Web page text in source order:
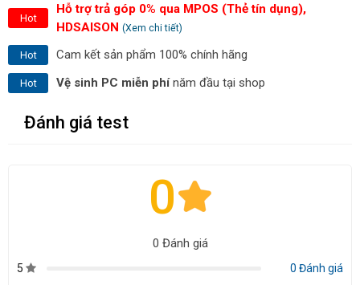
Hot
Hỗ trợ trả góp 0% qua MPOS (Thẻ tín dụng),
HDSAISON (Xem chi tiết)
Hot Cam kết sản phẩm 100% chính hãng
Hot Vệ sinh PC miễn phínăm đầu tại shop
Đánh giá test
0
0 Đánh giá
5
0 Đánh giá